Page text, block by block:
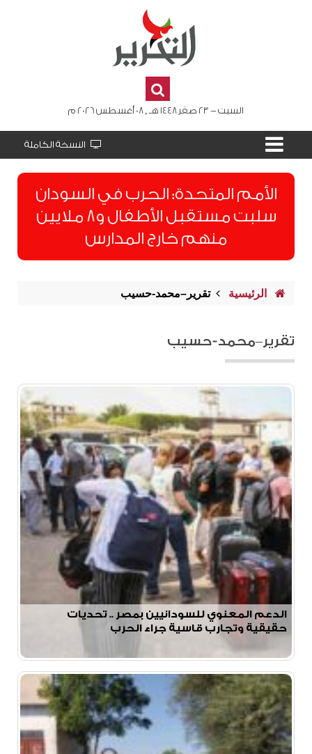
السبت - 23 صفر 1448 هـ , 08 أغسطس 2026 م
النسخة الكاملة
الأمم المتحدة: الحرب في السودان
سلبت مستقبل الأطفال و8 ملايين
منهم خارج المدارس
الرئيسية تقرير–محمد-حسيب
تقرير–محمد-حسيب
الدعم المعنوي للسودانيين بمصر .. تحديات
حقيقية وتجارب قاسية جراء الحرب